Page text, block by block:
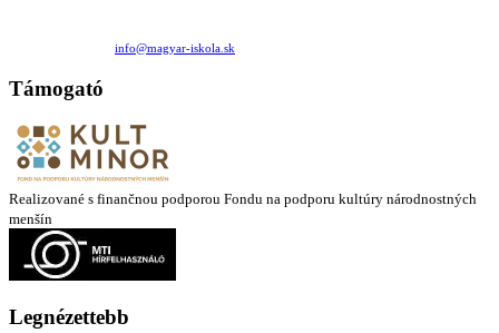
info@magyar-iskola.sk
Támogató
Realizované s finančnou podporou Fondu na podporu kultúry národnostných
menšín
Legnézettebb